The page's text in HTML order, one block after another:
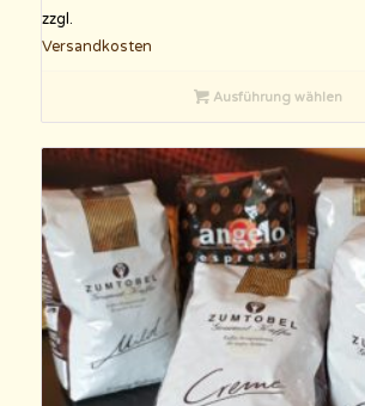
zzgl.
Versandkosten
Ausführung wählen